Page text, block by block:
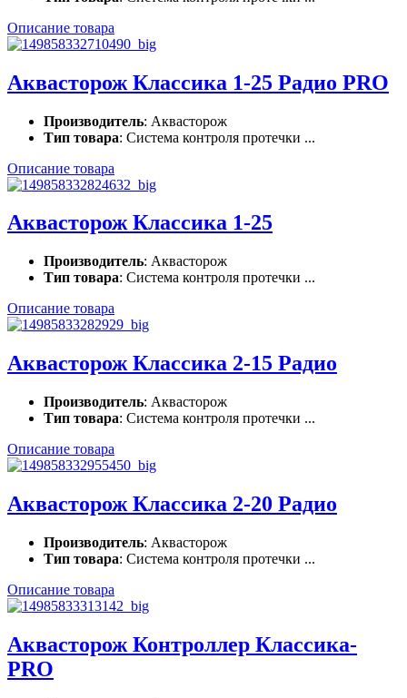
Описание товара
Аквасторож Классика 1-25 Радио PRO
Производитель: Аквасторож
Тип товара: Система контроля протечки ...
Описание товара
Аквасторож Классика 1-25
Производитель: Аквасторож
Тип товара: Система контроля протечки ...
Описание товара
Аквасторож Классика 2-15 Радио
Производитель: Аквасторож
Тип товара: Система контроля протечки ...
Описание товара
Аквасторож Классика 2-20 Радио
Производитель: Аквасторож
Тип товара: Система контроля протечки ...
Описание товара
Аквасторож Контроллер Классика-
PRO